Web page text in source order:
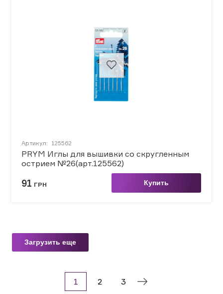
Артикул: 125562
PRYM Иглы для вышивки со скругленным
острием №26(арт.125562)
91 ГРН Купить
Загрузить еще
1 2 3